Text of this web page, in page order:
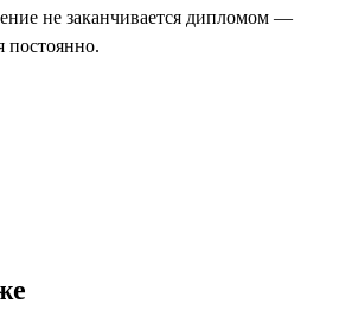
не заканчивается дипломом —
постоянно.